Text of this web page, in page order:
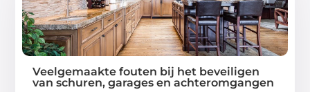
Veelgemaakte fouten bij het beveiligen
van schuren, garages en achteromgangen